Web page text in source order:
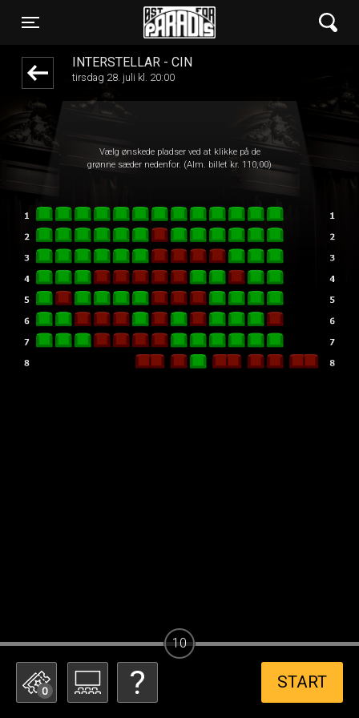
Toggle navigation
Øst for Paradis
INTERSTELLAR - CIN
tirsdag 28. juli kl. 20:00
Vælg ønskede pladser ved at klikke på de
grønne sæder nedenfor. (Alm. billet kr. 110,00)
0 START
10
front05-temp 015123